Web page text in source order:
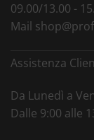
09.00/13.00 -
Mail
Assistenza
Da Lunedì a
Dalle 9:00 alle